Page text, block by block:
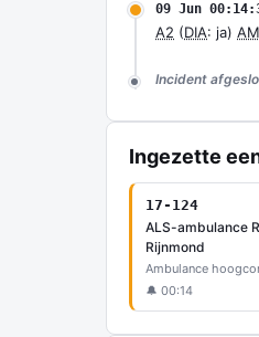
09 Jun
A2 (DIA: ja)
Incident
Ingezette
17-124
ALS-ambulance
Rijnmond
Ambulance
🔔 00:14